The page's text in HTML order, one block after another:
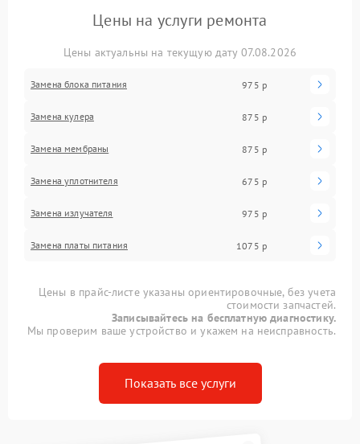
Цены на услуги ремонта
Цены актуальны на текущую дату 07.08.2026
Замена блока питания 975 р
Замена кулера 875 р
Замена мембраны 875 р
Замена уплотнителя 675 р
Замена излучателя 975 р
Замена платы питания 1075 р
Цены в прайс-листе указаны ориентировочные, без учета
стоимости запчастей.
Записывайтесь на бесплатную диагностику.
Мы проверим ваше устройство и укажем на неисправность.
Показать все услуги